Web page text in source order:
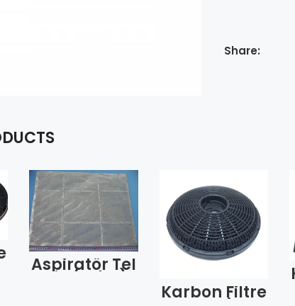
Share:
Aspiratör Tel
Düz (Adet)
Karbon Filtre